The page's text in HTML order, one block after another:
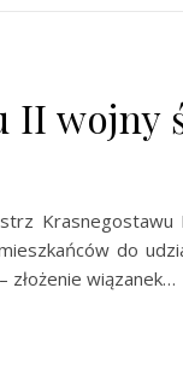
II wojny
do
złożenie wiązanek…